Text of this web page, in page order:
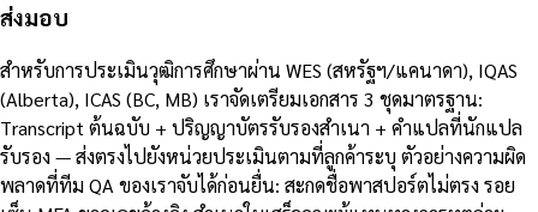
ส่งมอบ
สำหรับการประเมินวุฒิการศึกษาผ่าน WES (สหรัฐฯ/แคนาดา), IQAS
(Alberta), ICAS (BC, MB) เราจัดเตรียมเอกสาร 3 ชุดมาตรฐาน:
Transcript ต้นฉบับ + ปริญญาบัตรรับรองสำเนา + คำแปลที่นักแปล
รับรอง — ส่งตรงไปยังหน่วยประเมินตามที่ลูกค้าระบุ ตัวอย่างความผิด
พลาดที่ทีม QA ของเราจับได้ก่อนยื่น: สะกดชื่อพาสปอร์ตไม่ตรง รอย